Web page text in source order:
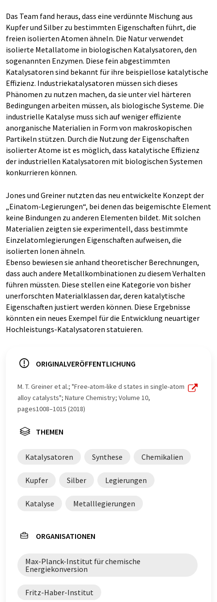
Das Team fand heraus, dass eine verdünnte Mischung aus
Kupfer und Silber zu bestimmten Eigenschaften führt, die
freien isolierten Atomen ähneln. Die Natur verwendet
isolierte Metallatome in biologischen Katalysatoren, den
sogenannten Enzymen. Diese fein abgestimmten
Katalysatoren sind bekannt für ihre beispiellose katalytische
Effizienz. Industriekatalysatoren müssen sich dieses
Phänomen zu nutzen machen, da sie unter viel härteren
Bedingungen arbeiten müssen, als biologische Systeme. Die
industrielle Katalyse muss sich auf weniger effiziente
anorganische Materialien in Form von makroskopischen
Partikeln stützen. Durch die Nutzung der Eigenschaften
isolierter Atome ist es möglich, dass katalytische Effizienz
der industriellen Katalysatoren mit biologischen Systemen
konkurrieren können.
Jones und Greiner nutzten das neu entwickelte Konzept der
„Einatom-Legierungen“, bei denen das beigemischte Element
keine Bindungen zu anderen Elementen bildet. Mit solchen
Materialien zeigten sie experimentell, dass bestimmte
Einzelatomlegierungen Eigenschaften aufweisen, die
isolierten Ionen ähneln.
Ebenso bewiesen sie anhand theoretischer Berechnungen,
dass auch andere Metallkombinationen zu diesem Verhalten
führen müssten. Diese stellen eine Kategorie von bisher
unerforschten Materialklassen dar, deren katalytische
Eigenschaften justiert werden können. Diese Ergebnisse
könnten ein neues Exempel für die Entwicklung neuartiger
Hochleistungs-Katalysatoren statuieren.
ORIGINALVERÖFFENTLICHUNG
M. T. Greiner et al.; "Free-atom-like d states in single-atom
alloy catalysts"; Nature Chemistry; Volume 10,
pages1008–1015 (2018)
THEMEN
Katalysatoren Synthese Chemikalien
Kupfer Silber Legierungen
Katalyse Metalllegierungen
ORGANISATIONEN
Max-Planck-Institut für chemische
Energiekonversion
Fritz-Haber-Institut